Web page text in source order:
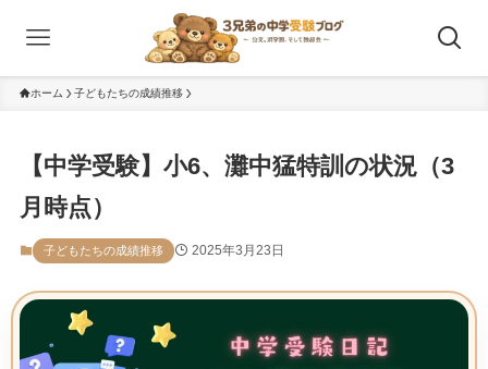
ホーム 子どもたちの成績推移
【中学受験】小6、灘中猛特訓の状況（3
月時点）
子どもたちの成績推移 2025年3月23日